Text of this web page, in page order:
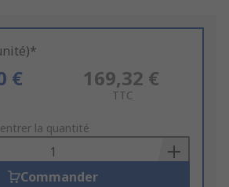
€ 169,32 €
TTC
la quantité
Commander